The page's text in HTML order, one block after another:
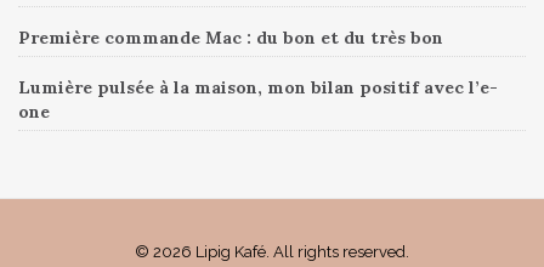
Première commande Mac : du bon et du très bon
Lumière pulsée à la maison, mon bilan positif avec l’e-
one
© 2026 Lipig Kafé. All rights reserved.